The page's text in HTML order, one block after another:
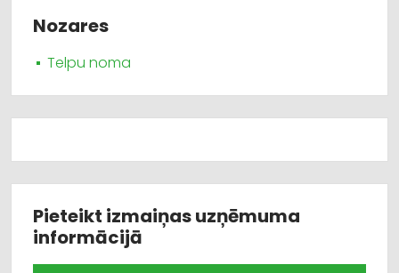
Nozares
Telpu noma
Pieteikt izmaiņas uzņēmuma
informācijā